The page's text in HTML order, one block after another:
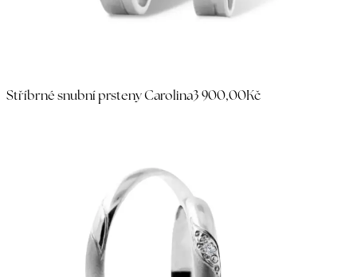
Stříbrné snubní prsteny Carolina3 900,00Kč